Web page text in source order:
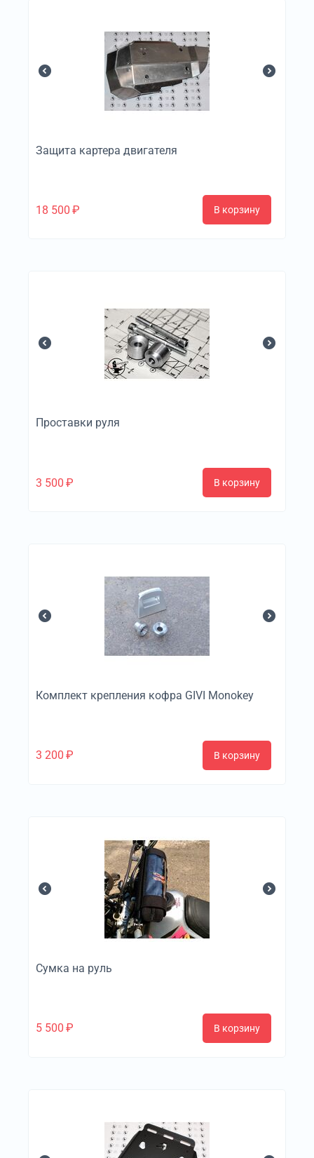
Защита картера двигателя
18 500 ₽ В корзину
Проставки руля
3 500 ₽ В корзину
Комплект крепления кофра GIVI Monokey
3 200 ₽ В корзину
Сумка на руль
5 500 ₽ В корзину